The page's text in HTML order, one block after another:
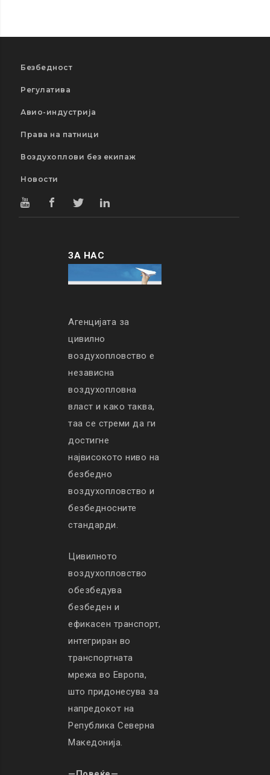
Безбедност
Регулатива
Авио-индустрија
Права на патници
Воздухоплови без екипаж
Новости
ЗА НАС
Агенцијата за
цивилно
воздухопловство е
независна
воздухопловна
власт и како таква,
таа се стреми да ги
достигне
највисокото ниво на
безбедно
воздухопловство и
безбедносните
стандарди.
Цивилното
воздухопловство
обезбедува
безбеден и
ефикасен транспорт,
интегриран во
транспортната
мрежа во Европа,
што придонесува за
напредокот на
Република Северна
Македонија.